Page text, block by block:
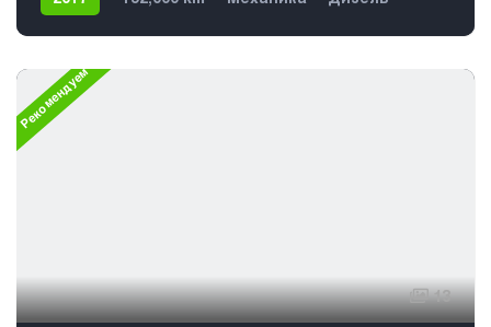
Рекомендуем
13